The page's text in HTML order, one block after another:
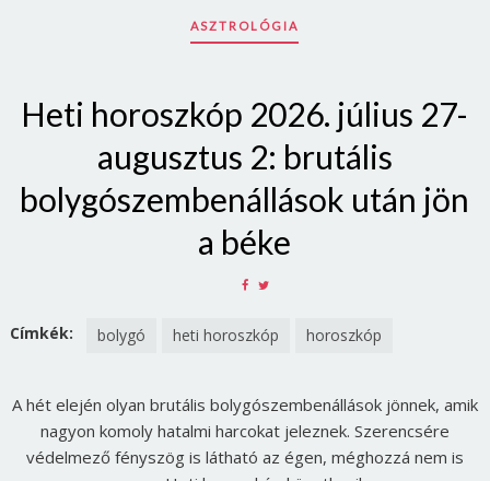
ASZTROLÓGIA
Heti horoszkóp 2026. július 27-
augusztus 2: brutális
bolygószembenállások után jön
a béke
SHARE
FACEBOOK
TWITTER
Címkék: bolygó heti horoszkóp horoszkóp
A hét elején olyan brutális bolygószembenállások jönnek, amik
nagyon komoly hatalmi harcokat jeleznek. Szerencsére
védelmező fényszög is látható az égen, méghozzá nem is